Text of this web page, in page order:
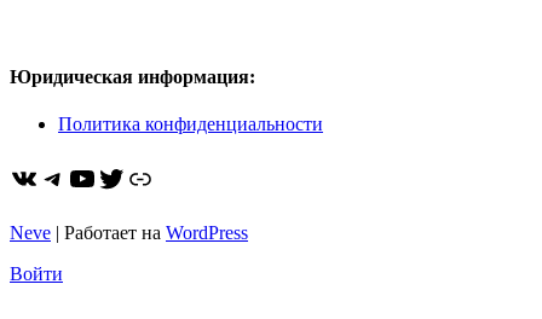
Юридическая информация:
Политика конфиденциальности
ВКонтакте
Telegram
YouTube
Twitter
https://dzen.ru/pohodvles
Neve | Работает на WordPress
Войти